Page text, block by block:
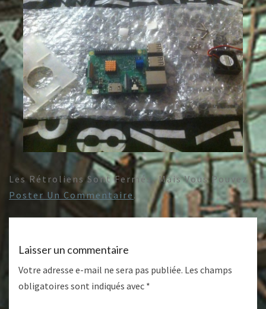
Les Rétroliens Sont Fermés, Mais Vous Pouvez
Poster Un Commentaire .
Laisser un commentaire
Votre adresse e-mail ne sera pas publiée. Les champs
obligatoires sont indiqués avec *